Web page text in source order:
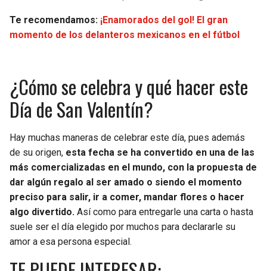
Te recomendamos: ¡Enamorados del gol! El gran
momento de los delanteros mexicanos en el fútbol
¿Cómo se celebra y qué hacer este
Día de San Valentín?
Hay muchas maneras de celebrar este día, pues además
de su origen, esta fecha se ha convertido en una de las
más comercializadas en el mundo, con la propuesta de
dar algún regalo al ser amado o siendo el momento
preciso para salir, ir a comer, mandar flores o hacer
algo divertido. Así como para entregarle una carta o hasta
suele ser el día elegido por muchos para declararle su
amor a esa persona especial.